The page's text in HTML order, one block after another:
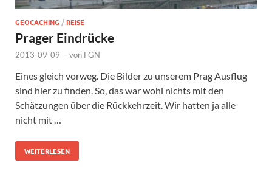
GEOCACHING /REISE
Prager Eindrücke
2013-09-09 - von FGN
Eines gleich vorweg. Die Bilder zu unserem Prag Ausflug
sind hier zu finden. So, das war wohl nichts mit den
Schätzungen über die Rückkehrzeit. Wir hatten ja alle
nicht mit …
WEITERLESEN